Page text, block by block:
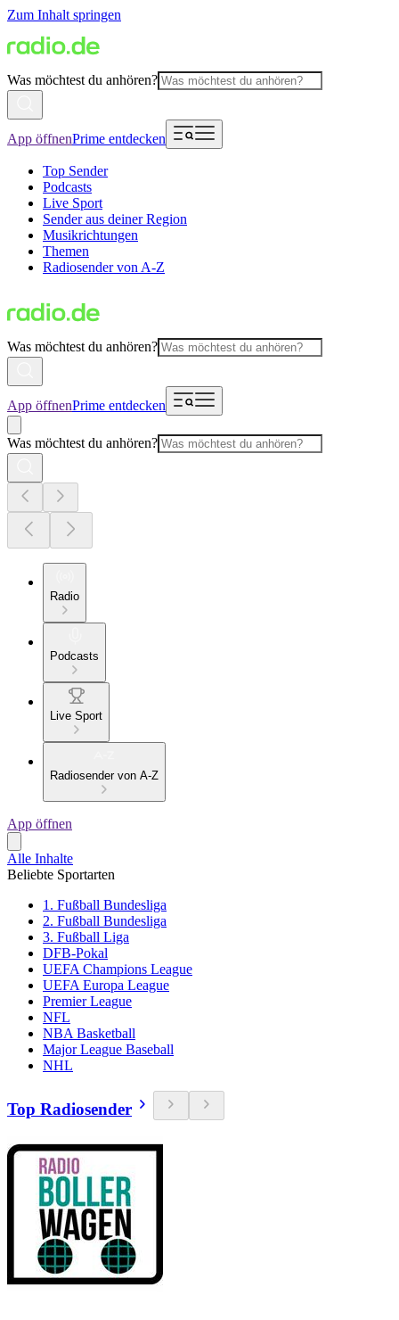
Zum Inhalt springen
Was möchtest du anhören?
App öffnenPrime entdecken
Top Sender
Podcasts
Live Sport
Sender aus deiner Region
Musikrichtungen
Themen
Radiosender von A-Z
Was möchtest du anhören?
App öffnenPrime entdecken
Was möchtest du anhören?
Radio
Podcasts
Live Sport
Radiosender von A-Z
App öffnen
Alle Inhalte
Beliebte Sportarten
1. Fußball Bundesliga
2. Fußball Bundesliga
3. Fußball Liga
DFB-Pokal
UEFA Champions League
UEFA Europa League
Premier League
NFL
NBA Basketball
Major League Baseball
NHL
Top Radiosender